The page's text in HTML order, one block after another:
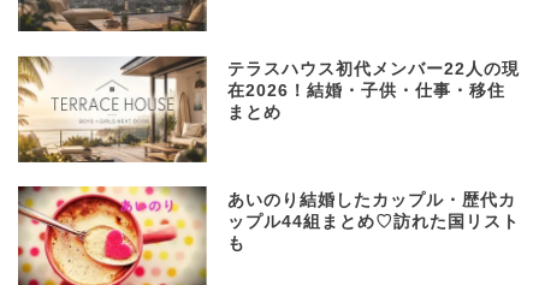
テラスハウス初代メンバー22人の現
在2026！結婚・子供・仕事・移住
まとめ
あいのり結婚したカップル・歴代カ
ップル44組まとめ♡訪れた国リスト
も